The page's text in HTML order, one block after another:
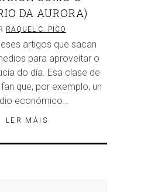
DA AURORA)
RAQUEL C. PICO
artigos que sacan
para aproveitar o
do día. Esa clase de
que, por exemplo, un
económico…
LER MÁIS